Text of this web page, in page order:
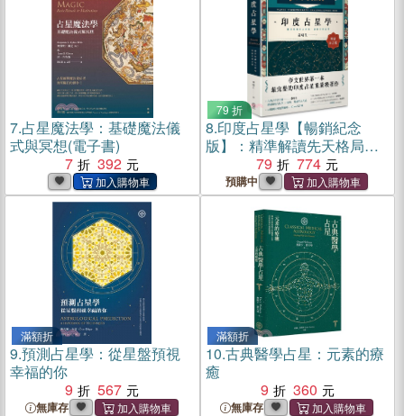
7.占星魔法學：基礎魔法儀
式與冥想(電子書)
7
392
79 折
8.印度占星學【暢銷紀念
版】：精準解讀先天格局，
論斷命運走勢
79 774
預購中
滿額折
9.預測占星學：從星盤預視
幸福的你
9
567
無庫存
滿額折
10.古典醫學占星：元素的療
癒
9
360
無庫存